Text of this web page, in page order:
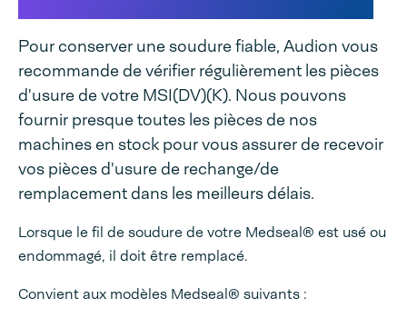
Pour conserver une soudure fiable, Audion vous
recommande de vérifier régulièrement les pièces
d'usure de votre MSI(DV)(K). Nous pouvons
fournir presque toutes les pièces de nos
machines en stock pour vous assurer de recevoir
vos pièces d'usure de rechange/de
remplacement dans les meilleurs délais.
Lorsque le fil de soudure de votre Medseal® est usé ou
endommagé, il doit être remplacé.
Convient aux modèles Medseal® suivants :